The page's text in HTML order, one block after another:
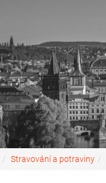
Stravování a potraviny